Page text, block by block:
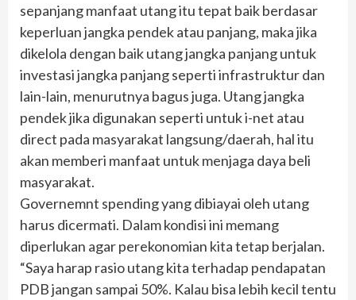
sepanjang manfaat utang itu tepat baik berdasar
keperluan jangka pendek atau panjang, maka jika
dikelola dengan baik utang jangka panjang untuk
investasi jangka panjang seperti infrastruktur dan
lain-lain, menurutnya bagus juga. Utang jangka
pendek jika digunakan seperti untuk i-net atau
direct pada masyarakat langsung/daerah, hal itu
akan memberi manfaat untuk menjaga daya beli
masyarakat.
Governemnt spending yang dibiayai oleh utang
harus dicermati. Dalam kondisi ini memang
diperlukan agar perekonomian kita tetap berjalan.
“Saya harap rasio utang kita terhadap pendapatan
PDB jangan sampai 50%. Kalau bisa lebih kecil tentu